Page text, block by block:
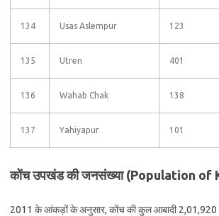
134 Usas Aslempur 123
135 Utren 401
136 Wahab Chak 138
137 Yahiyapur 101
कोंच उपखंड की जनसंख्या (Population of
2011 के आंकड़ों के अनुसार, कोंच की कुल आबादी